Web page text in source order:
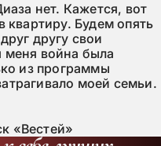
нет. Кажется, вот
квартиру. Будем опять
другу свои
меня война была
из программы
моей семьи.
«Вестей»